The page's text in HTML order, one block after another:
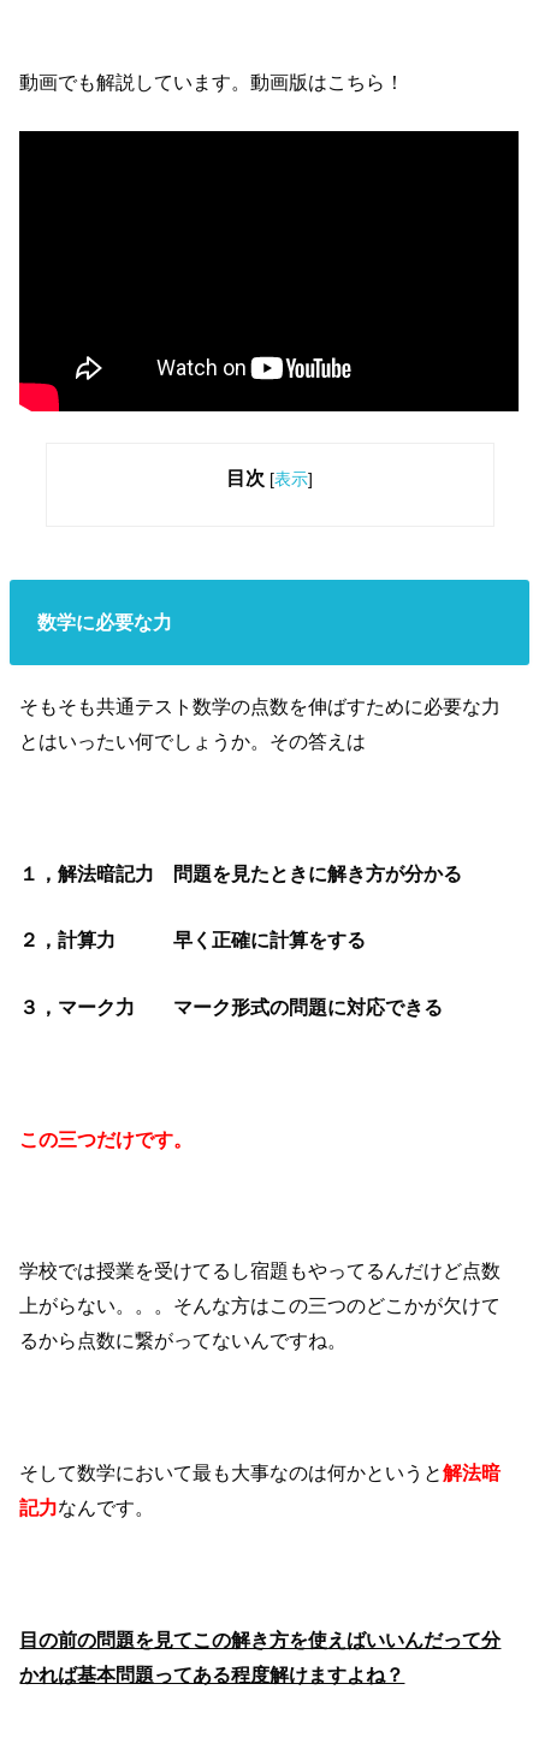
動画でも解説しています。動画版はこちら！
目次 [表示]
数学に必要な力
そもそも共通テスト数学の点数を伸ばすために必要な力
とはいったい何でしょうか。その答えは
１，解法暗記力 問題を見たときに解き方が分かる
２，計算力 早く正確に計算をする
３，マーク力 マーク形式の問題に対応できる
この三つだけです。
学校では授業を受けてるし宿題もやってるんだけど点数
上がらない。。。そんな方はこの三つのどこかが欠けて
るから点数に繋がってないんですね。
そして数学において最も大事なのは何かというと解法暗
記力なんです。
目の前の問題を見てこの解き方を使えばいいんだって分
かれば基本問題ってある程度解けますよね？